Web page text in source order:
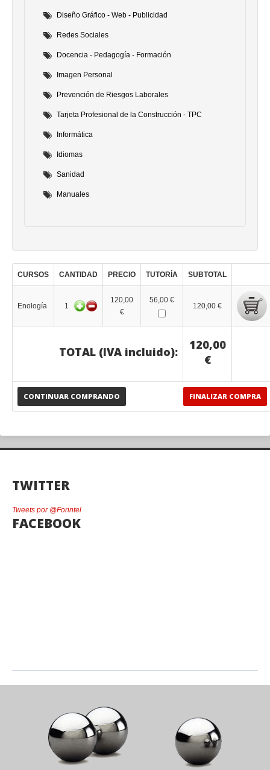
Diseño Gráfico - Web - Publicidad
Redes Sociales
Docencia - Pedagogía - Formación
Imagen Personal
Prevención de Riesgos Laborales
Tarjeta Profesional de la Construcción - TPC
Informática
Idiomas
Sanidad
Manuales
CURSOS CANTIDAD PRECIO TUTORÍA SUBTOTAL
CONTINUAR COMPRANDO FINALIZAR COMPRA
Enología 1
120,00
€
56,00 €
120,00 €
TOTAL (IVA incluido):
120,00
€
TWITTER
Tweets por @Forintel
FACEBOOK